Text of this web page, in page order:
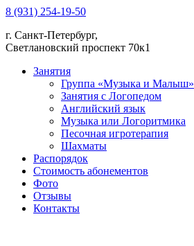
8 (931) 254-19-50
г. Санкт-Петербург,
Светлановский проспект 70к1
Занятия
Группа «Музыка и Малыш»
Занятия с Логопедом
Английский язык
Музыка или Логоритмика
Песочная игротерапия
Шахматы
Распорядок
Стоимость абонементов
Фото
Отзывы
Контакты